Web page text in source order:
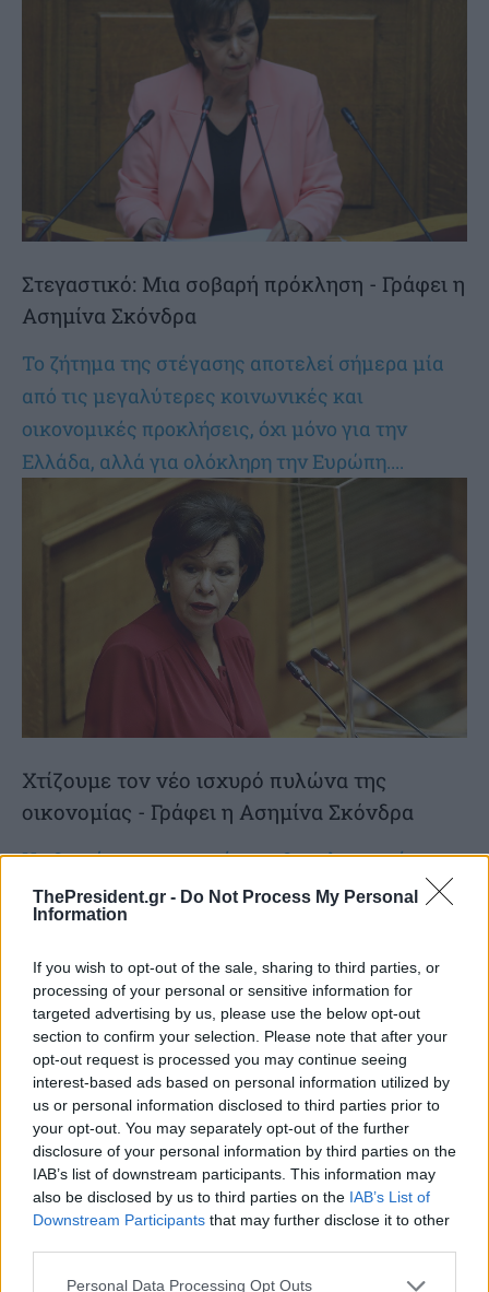
ThePresident.gr - Do Not Process My Personal
Information
If you wish to opt-out of the sale, sharing to third parties, or
processing of your personal or sensitive information for
targeted advertising by us, please use the below opt-out
section to confirm your selection. Please note that after your
opt-out request is processed you may continue seeing
interest-based ads based on personal information utilized by
us or personal information disclosed to third parties prior to
your opt-out. You may separately opt-out of the further
disclosure of your personal information by third parties on the
IAB’s list of downstream participants. This information may
also be disclosed by us to third parties on the IAB’s List of
Downstream Participants that may further disclose it to other
Personal Data Processing Opt Outs
Στεγαστικό: Μια σοβαρή πρόκληση - Γράφει η
Ασημίνα Σκόνδρα
Το ζήτημα της στέγασης αποτελεί σήμερα μία
από τις μεγαλύτερες κοινωνικές και
οικονομικές προκλήσεις, όχι μόνο για την
Ελλάδα, αλλά για ολόκληρη την Ευρώπη....
Χτίζουμε τον νέο ισχυρό πυλώνα της
οικονομίας - Γράφει η Ασημίνα Σκόνδρα
Η εθνική μας οικονομία πανθομολογουμένως
έχει σημειώσει αξιοσημείωτη πρόοδο. H
ανάκαμψη της είναι σταθερά ανοδική και οι
επιδόσεις των παραγωγικών τομέων
δημιουργούν τη βεβαιότητα...
TAGS Ασημίνα Σκόνδρα Νέα Δημοκρατία
Διαβάστε επίσης